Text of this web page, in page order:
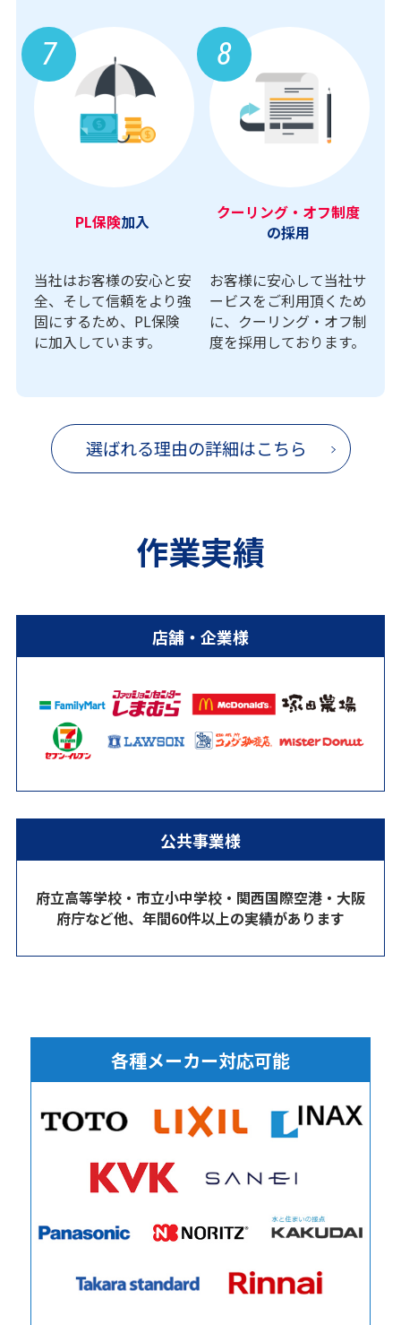
7
PL保険加入
当社はお客様の安心と安
全、そして信頼をより強
固にするため、PL保険
に加入しています。
8
クーリング・オフ制度
の採用
お客様に安心して当社サ
ービスをご利用頂くため
に、クーリング・オフ制
度を採用しております。
選ばれる理由の詳細はこちら
作業実績
店舗・企業様
公共事業様
府立高等学校・市立小中学校・関西国際空港・大阪
府庁など他、年間60件以上の実績があります
各種メーカー対応可能